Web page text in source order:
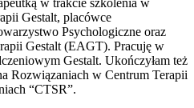
Gestalt, placówce
Psychologiczne oraz
Gestalt (EAGT). Pracuję w
Gestalt. Ukończyłam też
Rozwiązaniach w Centrum Terapii
“CTSR”.